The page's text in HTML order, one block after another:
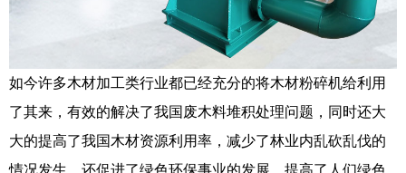
如今许多木材加工类行业都已经充分的将木材粉碎机给利用
了其来，有效的解决了我国废木料堆积处理问题，同时还大
大的提高了我国木材资源利用率，减少了林业内乱砍乱伐的
情况发生，还促进了绿色环保事业的发展，提高了人们绿色